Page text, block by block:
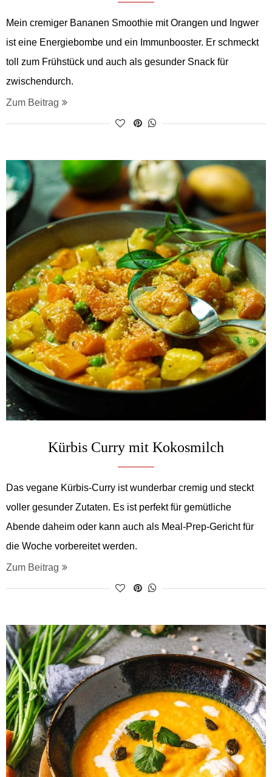
Mein cremiger Bananen Smoothie mit Orangen und Ingwer
ist eine Energiebombe und ein Immunbooster. Er schmeckt
toll zum Frühstück und auch als gesunder Snack für
zwischendurch.
Zum Beitrag
Kürbis Curry mit Kokosmilch
Das vegane Kürbis-Curry ist wunderbar cremig und steckt
voller gesunder Zutaten. Es ist perfekt für gemütliche
Abende daheim oder kann auch als Meal-Prep-Gericht für
die Woche vorbereitet werden.
Zum Beitrag